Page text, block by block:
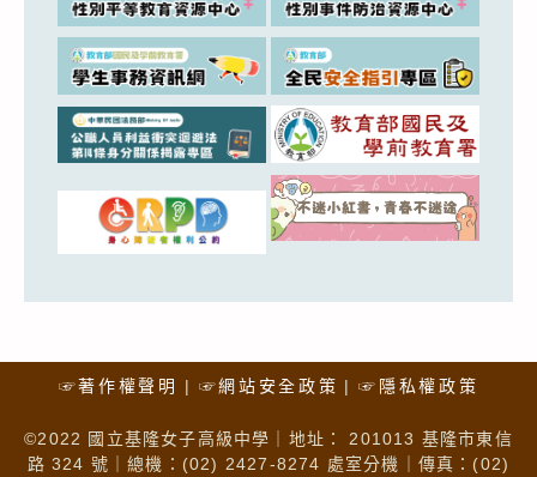
☞著作權聲明 ☞網站安全政策 ☞隱私權政策
©2022 國立基隆女子高級中學｜地址： 201013 基隆市東信
路 324 號｜總機：(02) 2427-8274 處室分機｜傳真：(02)